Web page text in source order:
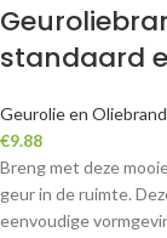
standaard
Geurolie en
€9.88
Breng met deze
geur in de ruimte.
eenvoudige